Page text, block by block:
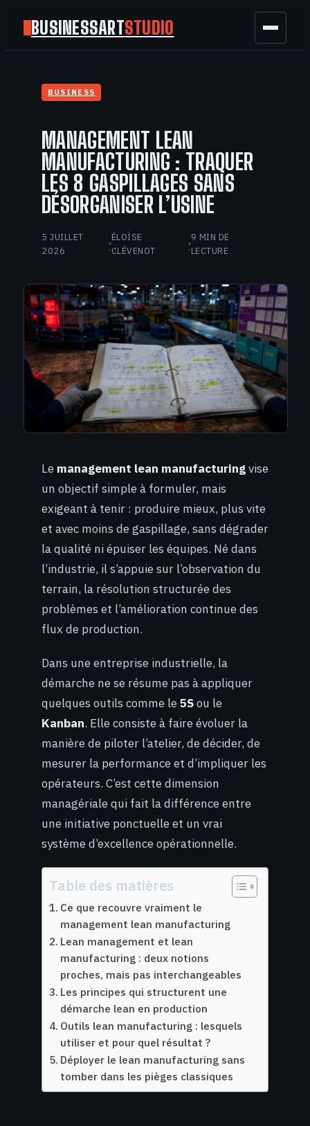
BUSINESSARTSTUDIO
FINANCE
TECH
BUSINESS
MANAGEMENT LEAN
MANUFACTURING : TRAQUER
LES 8 GASPILLAGES SANS
DÉSORGANISER L’USINE
5 JUILLET
2026
·
ÉLOÏSE
CLÉVENOT
·
9 MIN DE
LECTURE
Le management lean manufacturingvise
un objectif simple à formuler, mais
exigeant à tenir : produire mieux, plus vite
et avec moins de gaspillage, sans dégrader
la qualité ni épuiser les équipes. Né dans
l’industrie, il s’appuie sur l’observation du
terrain, la résolution structurée des
problèmes et l’amélioration continue des
flux de production.
Dans une entreprise industrielle, la
démarche ne se résume pas à appliquer
quelques outils comme le5Sou le
Kanban. Elle consiste à faire évoluer la
manière de piloter l’atelier, de décider, de
mesurer la performance et d’impliquer les
opérateurs. C’est cette dimension
managériale qui fait la différence entre
une initiative ponctuelle et un vrai
système d’excellence opérationnelle.
Table des matières
Ce que recouvre vraiment le
management lean manufacturing
Lean management et lean
manufacturing : deux notions
proches, mais pas interchangeables
Les principes qui structurent une
démarche lean en production
Outils lean manufacturing : lesquels
utiliser et pour quel résultat ?
Déployer le lean manufacturing sans
tomber dans les pièges classiques